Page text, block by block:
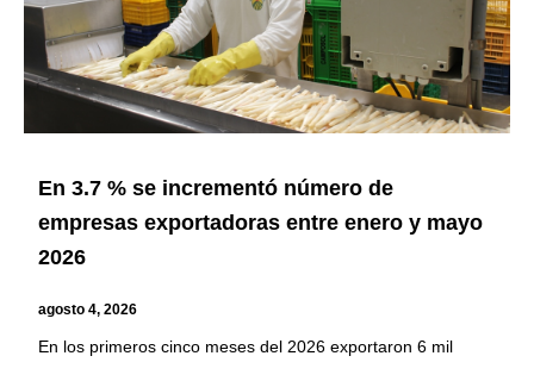
En 3.7 % se incrementó número de
empresas exportadoras entre enero y mayo
2026
agosto 4, 2026
En los primeros cinco meses del 2026 exportaron 6 mil